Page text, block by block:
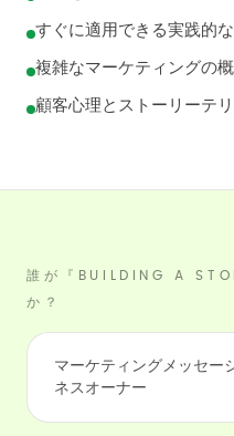
すぐに適用できる実践的
複雑なマーケティングの
顧客心理とストーリーテ
誰が『BUILDING A
か？
マーケティングメッセー
ネスオーナー